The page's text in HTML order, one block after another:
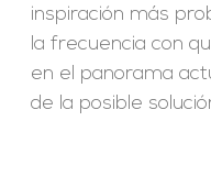
inspiración más
la frecuencia con
en el panorama
de la posible